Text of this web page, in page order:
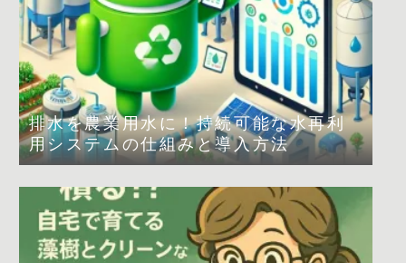
排水を農業用水に！持続可能な水再利
用システムの仕組みと導入方法